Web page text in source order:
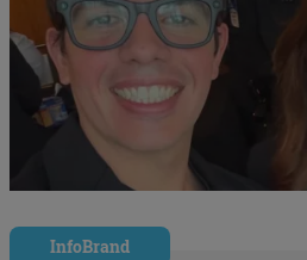
InfoBrand